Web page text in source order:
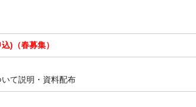
)（春募集）
て説明・資料配布